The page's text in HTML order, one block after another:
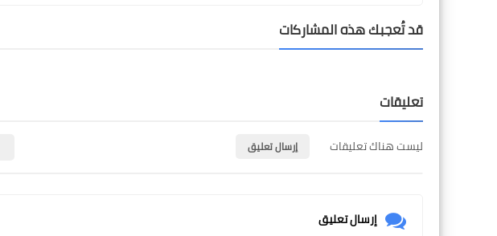
قد تُعجبك هذه المشاركات
تعليقات
ليست هناك تعليقات إرسال تعليق
إرسال تعليق